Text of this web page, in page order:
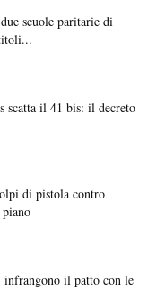
scuole paritarie di
scatta il 41 bis: il decreto
di pistola contro
infrangono il patto con le